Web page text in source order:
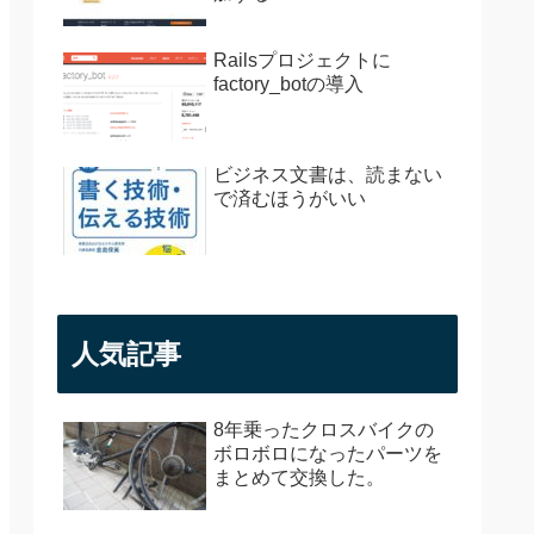
Railsプロジェクトに
factory_botの導入
ビジネス文書は、読まない
で済むほうがいい
人気記事
8年乗ったクロスバイクの
ボロボロになったパーツを
まとめて交換した。